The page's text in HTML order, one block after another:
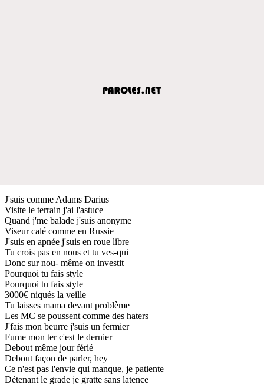
J'suis comme Adams Darius
Visite le terrain j'ai l'astuce
Quand j'me balade j'suis anonyme
Viseur calé comme en Russie
J'suis en apnée j'suis en roue libre
Tu crois pas en nous et tu ves-qui
Donc sur nou- même on investit
Pourquoi tu fais style
Pourquoi tu fais style
3000€ niqués la veille
Tu laisses mama devant problème
Les MC se poussent comme des haters
J'fais mon beurre j'suis un fermier
Fume mon ter c'est le dernier
Debout même jour férié
Debout façon de parler, hey
Ce n'est pas l'envie qui manque, je patiente
Détenant le grade je gratte sans latence